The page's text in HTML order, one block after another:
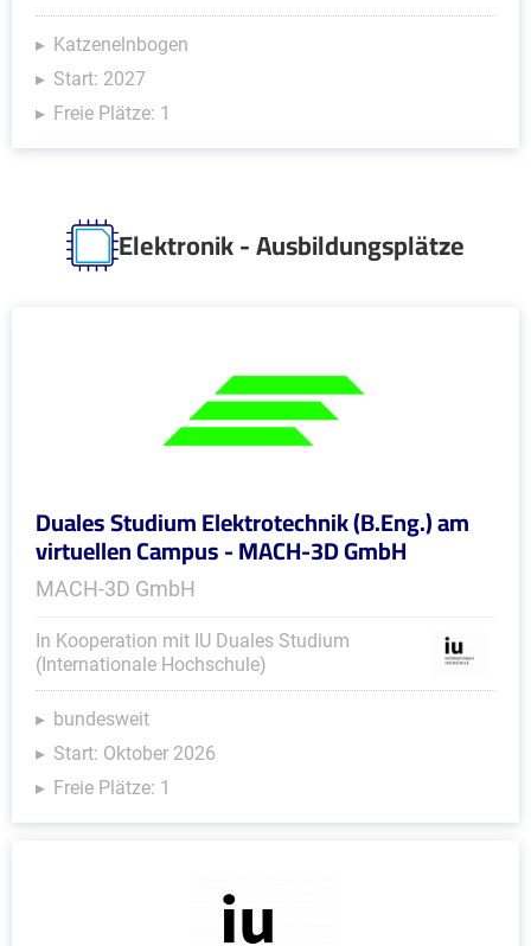
Katzenelnbogen
Start: 2027
Freie Plätze: 1
Elektronik - Ausbildungsplätze
Duales Studium Elektrotechnik (B.Eng.) am
virtuellen Campus - MACH-3D GmbH
MACH-3D GmbH
In Kooperation mit IU Duales Studium
(Internationale Hochschule)
bundesweit
Start: Oktober 2026
Freie Plätze: 1